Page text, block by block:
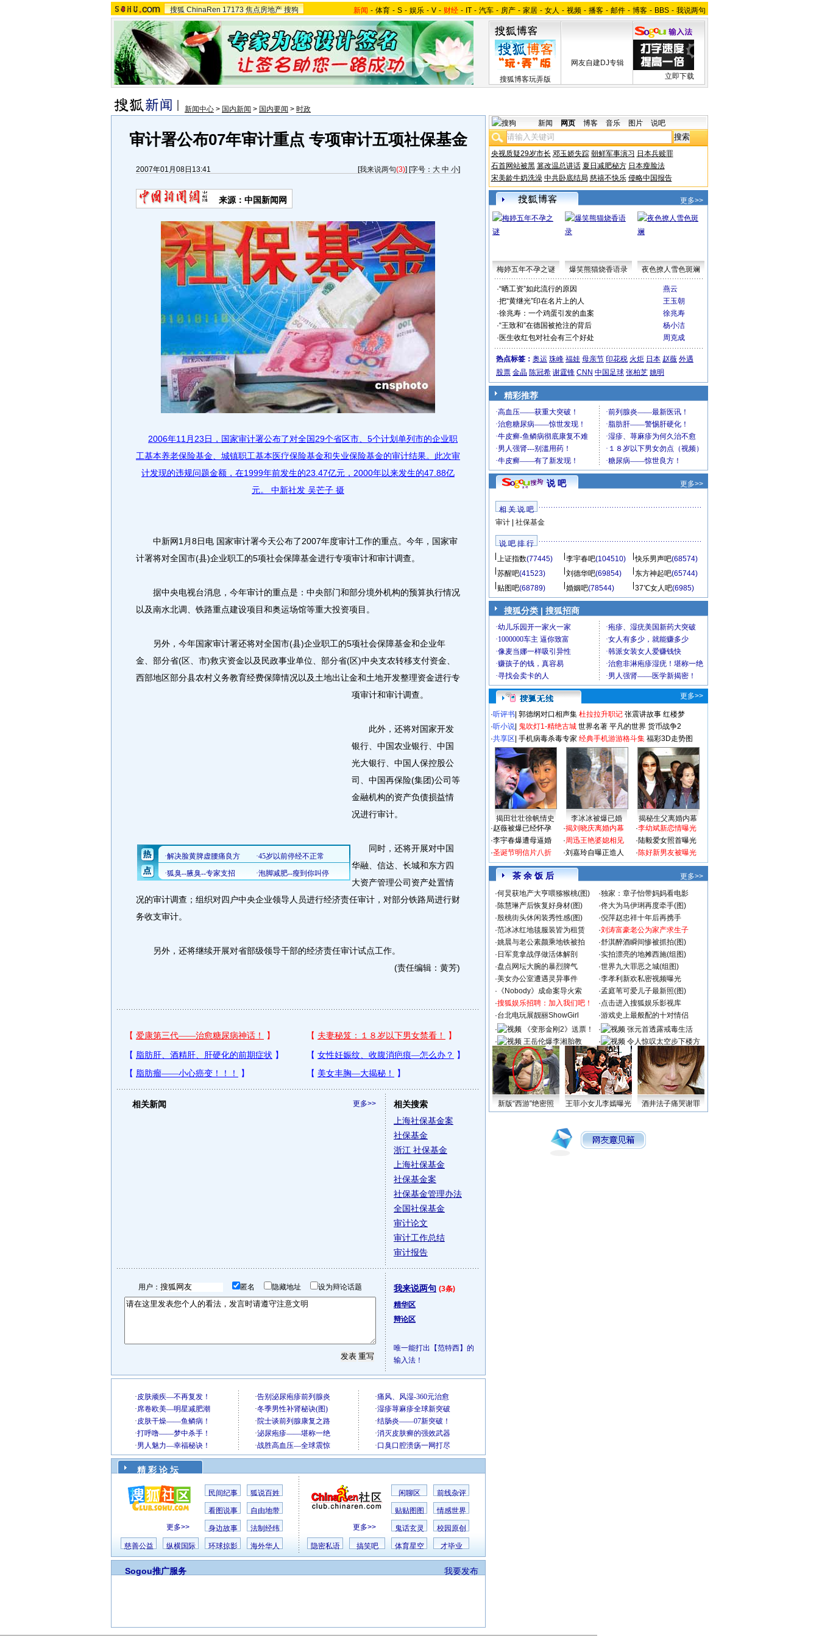
搜狐 ChinaRen 17173 焦点房地产 搜狗 新闻 - 体育 - S - 娱乐 - V - 财经 - IT - 汽车 - 房产 - 家居 - 女人 - 视频 - 播客 - 邮件 - 博客 - BBS - 我说两句
搜狐博客玩弄版
网友自建DJ专辑
立即下载
新闻中心 > 国内新闻 > 国内要闻 > 时政
审计署公布07年审计重点 专项审计五项社保基金
2007年01月08日13:41 [我来说两句(3)] [字号： 大 中 小]
来源：中国新闻网
2006年11月23日，国家审计署公布了对全国29个省区市、5个计划单列市的企业职
工基本养老保险基金、城镇职工基本医疗保险基金和失业保险基金的审计结果。此次审
计发现的违规问题金额，在1999年前发生的23.47亿元，2000年以来发生的47.88亿
元。 中新社发 吴芒子 摄
中新网1月8日电 国家审计署今天公布了2007年度审计工作的重点。今年，国家审
计署将对全国市(县)企业职工的5项社会保障基金进行专项审计和审计调查。
据中央电视台消息，今年审计的重点是：中央部门和部分境外机构的预算执行情况
以及南水北调、铁路重点建设项目和奥运场馆等重大投资项目。
另外，今年国家审计署还将对全国市(县)企业职工的5项社会保障基金和企业年
金、部分省(区、市)救灾资金以及民政事业单位、部分省(区)中央支农转移支付资金、
西部地区部分县农村义务教育经费保障情况以及土地出让金和土地开发整理资金进行专
项审计和审计调查。
此外，还将对国家开发
银行、中国农业银行、中国
光大银行、中国人保控股公
司、中国再保险(集团)公司等
金融机构的资产负债损益情
况进行审计。
同时，还将开展对中国
华融、信达、长城和东方四
大资产管理公司资产处置情
况的审计调查；组织对四户中央企业领导人员进行经济责任审计，对部分铁路局进行财
务收支审计。
另外，还将继续开展对省部级领导干部的经济责任审计试点工作。
(责任编辑：黄芳)
更多>>
相关新闻
相关搜索
上海社保基金案
社保基金
浙江 社保基金
上海社保基金
社保基金案
社保基金管理办法
全国社保基金
审计论文
审计工作总结
审计报告
用户： 匿名 隐藏地址 设为辩论话题 我来说两句 (3条)
精华区
辩论区
唯一能打出【范特西】的
输入法！
精 彩 论 坛
更多>>
民间纪事 狐说百姓
看图说事 自由地带
身边故事 法制经纬
慈善公益 纵横国际 环球掠影 海外华人
更多>>
闲聊区 前线杂评
贴贴图图 情感世界
鬼话玄灵 校园原创
隐密私语 搞笑吧 体育星空 才毕业
我要发布
Sogou推广服务
新闻 网页 博客 音乐 图片 说吧
央视质疑29岁市长 邓玉娇失踪 朝鲜军事演习 日本兵赎罪
石首网站被黑 篡改温总讲话 夏日减肥秘方 日本瘦脸法
宋美龄牛奶洗澡 中共卧底结局 慈禧不快乐 侵略中国报告
更多>>
梅婷五年不孕之谜 爆笑熊猫烧香语录 夜色撩人雪色斑斓
·“晒工资”如此流行的原因
燕云
·把“黄继光”印在名片上的人
王玉朝
·徐兆寿：一个鸡蛋引发的血案
徐兆寿
·“王致和”在德国被抢注的背后
杨小洁
· 医生收红包对社会有三个好处 周克成
热点标签： 奥运 珠峰 福娃 母亲节 印花税 火炬 日本 赵薇 外遇
股票 金晶 陈冠希 谢霆锋 CNN 中国足球 张柏芝 姚明
精彩推荐
说 吧 更多>>
相 关 说 吧
审计| 社保基金
说 吧 排 行
上证指数(77445) 李宇春吧(104510) 快乐男声吧(68574)
苏醒吧(41523) 刘德华吧(69854) 东方神起吧(65744)
贴图吧(68789) 婚姻吧(78544) 37℃女人吧(6985)
搜狐分类 | 搜狐招商
更多>>
·听评书 郭德纲对口相声集 杜拉拉升职记 张震讲故事 红楼梦
·听小说 鬼吹灯1-精绝古城 世界名著 平凡的世界 货币战争2
·共享区 手机病毒杀毒专家 经典手机游游格斗集 福彩3D走势图
揭田壮壮徐帆情史 李冰冰被爆已婚
揭秘生父离婚内幕
·赵薇被爆已经怀孕
·李宇春爆遭母逼婚
·圣诞节明信片八折
·揭刘晓庆离婚内幕
·周迅王艳婆媳相见
·刘嘉玲自曝正造人
·李幼斌新恋情曝光
·陆毅爱女照首曝光
·陈好新男友被曝光
茶 余 饭 后
更多>>
·何炅获地产大亨喂猕猴桃(图) ·独家：章子怡带妈妈看电影
·陈慧琳产后恢复好身材(图) ·佟大为马伊琍再度牵手(图)
·殷桃街头休闲装秀性感(图) ·倪萍赵忠祥十年后再携手
·范冰冰红地毯服装皆为租赁 ·刘涛富豪老公为家产求生子
·姚晨与老公素颜乘地铁被拍 ·舒淇醉酒瞬间惨被抓拍(图)
· 日军竟拿战俘做活体解剖 ·实拍漂亮的地摊西施(组图)
·盘点网坛大腕的暴烈脾气 ·世界九大罪恶之城(组图)
·美女办公室遭遇灵异事件 ·李孝利新欢私密视频曝光
· 《Nobody》成命案导火索 ·孟庭苇可爱儿子最新照(图)
·搜狐娱乐招聘：加入我们吧！ ·点击进入搜狐娱乐影视库
·台北电玩展靓丽ShowGirl ·游戏史上最般配的十对情侣
·
《变形金刚2》送票！ ·
张元首透露戒毒生活
·
王岳伦爆李湘胎教 ·
令人惊叹太空步下楼方
式
新版“西游”绝密照 王菲小女儿李嫣曝光 酒井法子痛哭谢罪